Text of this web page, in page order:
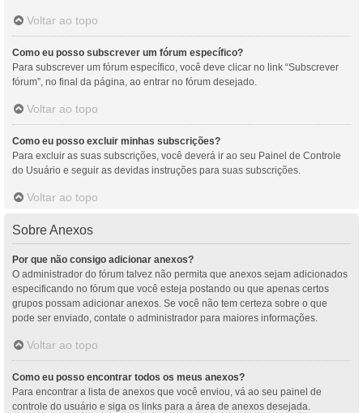
Voltar ao topo
Como eu posso subscrever um fórum específico?
Para subscrever um fórum específico, você deve clicar no link “Subscrever
fórum”, no final da página, ao entrar no fórum desejado.
Voltar ao topo
Como eu posso excluir minhas subscrições?
Para excluir as suas subscrições, você deverá ir ao seu Painel de Controle
do Usuário e seguir as devidas instruções para suas subscrições.
Voltar ao topo
Sobre Anexos
Por que não consigo adicionar anexos?
O administrador do fórum talvez não permita que anexos sejam adicionados
especificando no fórum que você esteja postando ou que apenas certos
grupos possam adicionar anexos. Se você não tem certeza sobre o que
pode ser enviado, contate o administrador para maiores informações.
Voltar ao topo
Como eu posso encontrar todos os meus anexos?
Para encontrar a lista de anexos que você enviou, vá ao seu painel de
controle do usuário e siga os links para a área de anexos desejada.